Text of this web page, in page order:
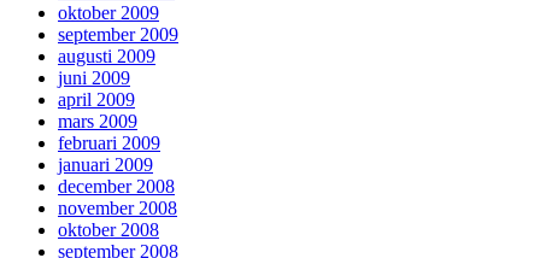
oktober 2009
september 2009
augusti 2009
juni 2009
april 2009
mars 2009
februari 2009
januari 2009
december 2008
november 2008
oktober 2008
september 2008